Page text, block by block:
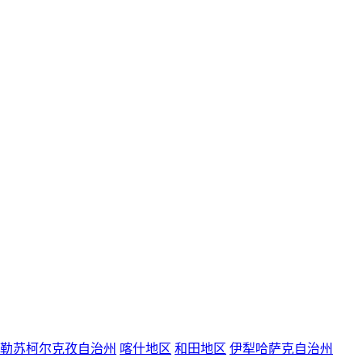
苏柯尔克孜自治州 喀什地区 和田地区 伊犁哈萨克自治州